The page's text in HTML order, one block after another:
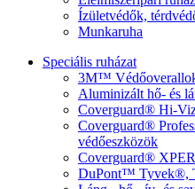
Ízületvédők,
Munkaruha
Speciális ruházat
3M™
Aluminizált hő- és
Coverguard® Hi-
Coverguard®
védőeszközök
Coverguard®
DuPont™ Tyvek®,